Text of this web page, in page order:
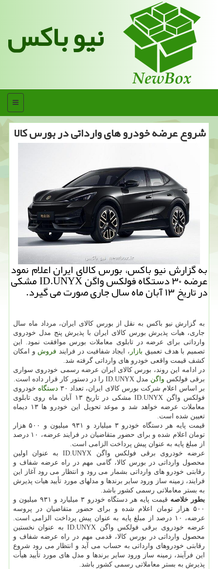
نیو باکس
منو
شروع عرضه خودرو های وارداتی در بورس کالا
به گزارش نیو باکس، بورس کالای ایران اعلام نمود
عرضه ۳۰ دستگاه فولکس واگن ID.UNYX مشکی
در تاریخ ۱۳ آبان ماه سال جاری صورت می گیرد.
به گزارش نیو باکس به نقل از بورس کالای ایران، مرداد ماه سال
جاری، هیات پذیرش بورس کالای ایران با پذیرش پنج مدل خودروی
وارداتی برای عرضه در تابلوی معاملات بورس موافقت نمود. این
تصمیم با هدف تعمیق بازار ، ایجاد شفافیت در فرایند فروش و امکان
کشف قیمت واقعی خودرو های وارداتی گرفته شد.
در ادامه این روند، بورس کالای ایران عرضه رسمی خودروی سواری
برقی فولکس واگن مدل ID.UNYX را در دستور کار قرار داده است.
بر اساس اعلام شرکت بورس کالای ایران، تعداد ۳۰
دستگاه خودروی
فولکس واگن ID.UNYX مشکی در تاریخ ۱۳ آبان ماه روی تابلوی
معاملات عرضه خواهد شد و موعد تحویل این خودرو ها ۱۳ دیماه
تعیین شده است.
قیمت پایه هر دستگاه خودرو ۳ میلیارد و ۹۳۱ میلیون و ۵۰۰ هزار
تومان اعلام شده و برای حضور متقاضیان در فرایند عرضه، ۱۰ درصد
از مبلغ پایه به عنوان پیش پرداخت الزامی است.
عرضه خودروی برقی فولکس واگن ID.UNYX به عنوان اولین
محصول وارداتی در بورس کالا، گامی مهم در راه عرضه شفاف و
رقابتی خودرو های وارداتی بشمار می رود و انتظار می رود آغاز این
فرایند، زمینه ساز ورود سایر برندها و مدلهای مورد تأیید هیات پذیرش
به بستر معاملاتی رسمی کشور باشد.
بطور خلاصه
قیمت پایه هر دستگاه خودرو ۳ میلیارد و ۹۳۱ میلیون و
۵۰۰ هزار تومان اعلام شده و برای حضور متقاضیان در پروسه
عرضه، ۱۰ درصد از مبلغ پایه به عنوان پیش پرداخت الزامی است.
عرضه خودروی برقی فولکس واگن ID.UNYX به عنوان نخستین
محصول وارداتی در بورس کالا، قدمی مهم در راه عرضه شفاف و
رقابتی خودروهای وارداتی به حساب می آید و انتظار می رود شروع
این فرآیند، زمینه ساز ورود سایر برندها و مدل های مورد تأیید هیأت
پذیرش به بستر معاملاتی رسمی کشور باشد.